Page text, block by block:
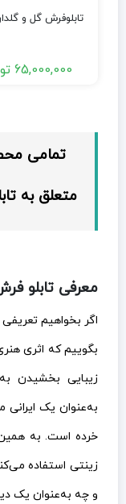
تابلوفرش گل و
65,000,000
تمامی
متعلق به
معرفی تابلو
اگر بخواهیم تعریفی
بگوییم که اثری
زیبایی بخشیدن
به‌عنوان یک
خرده است. به
زینتی استفاده
و چه به‌عنوان یک